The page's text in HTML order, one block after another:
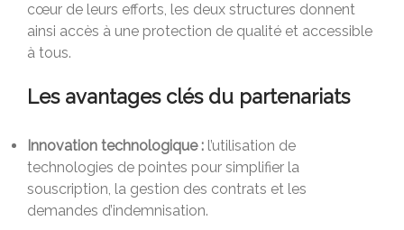
cœur de leurs efforts, les deux structures donnent
ainsi accès à une protection de qualité et accessible
à tous.
Les avantages clés du partenariats
Innovation technologique : l’utilisation de
technologies de pointes pour simplifier la
souscription, la gestion des contrats et les
demandes d’indemnisation.